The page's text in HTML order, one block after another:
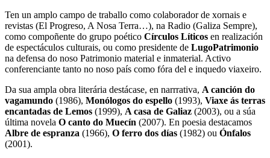
Ten un amplo campo de traballo como colaborador de xornais e
revistas (El Progreso, A Nosa Terra…), na Radio (Galiza Sempre),
como compoñente do grupo poético Círculos Líticos en realización
de espectáculos culturais, ou como presidente de LugoPatrimonio
na defensa do noso Patrimonio material e inmaterial. Activo
conferenciante tanto no noso país como fóra del e inquedo viaxeiro.
Da sua ampla obra literária destácase, en narrrativa, A canción do
vagamundo (1986), Monólogos do espello (1993), Viaxe ás terras
encantadas de Lemos (1999), A casa de Galiaz (2003), ou a súa
última novela O canto do Muecín (2007). En poesia destacamos
Albre de espranza (1966), O ferro dos días (1982) ou Ónfalos
(2001).